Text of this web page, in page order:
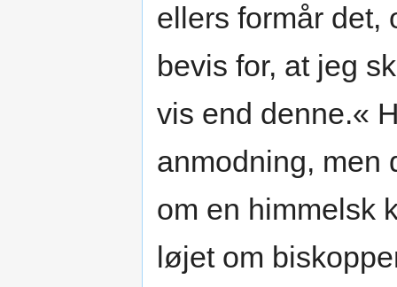
ellers formår
bevis for, at jeg
vis end denne.«
anmodning, men
om en himmelsk
løjet om